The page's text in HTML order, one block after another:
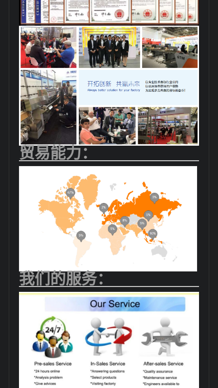
贸易能力：
我们的服务：